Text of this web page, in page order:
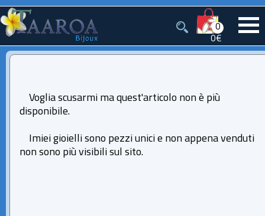
0
0€
Voglia scusarmi ma quest'articolo non è più
disponibile.
Imiei gioielli sono pezzi unici e non appena venduti
non sono più visibili sul sito.